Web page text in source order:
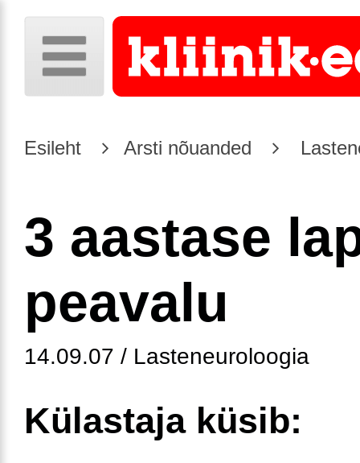
Esileht Arsti nõuanded
3 aastase
peavalu
14.09.07 / Lasteneuroloogia
Külastaja küsib: